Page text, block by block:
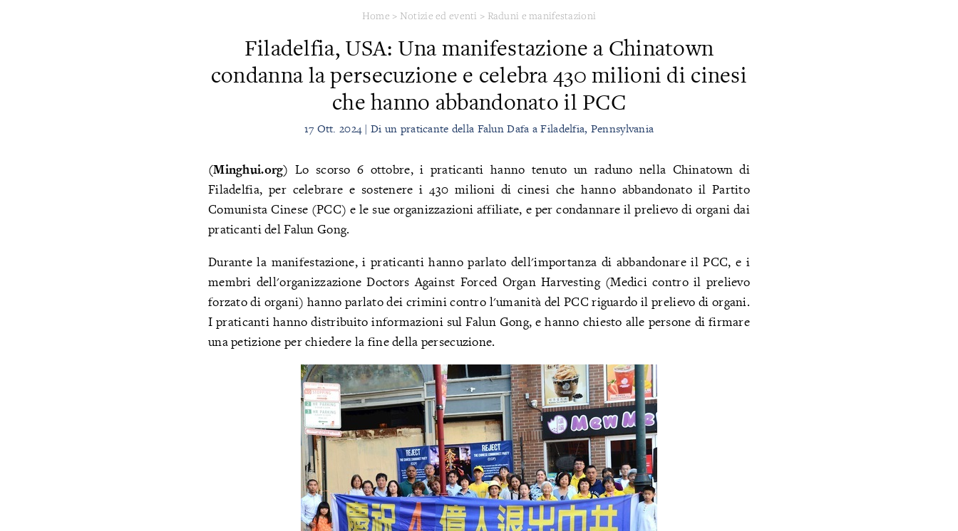
Home > Notizie ed eventi > Raduni e manifestazioni
Filadelfia, USA: Una manifestazione a Chinatown
condanna la persecuzione e celebra 430 milioni di cinesi
che hanno abbandonato il PCC
17 Ott. 2024 | Di un praticante della Falun Dafa a Filadelfia, Pennsylvania
(Minghui.org) Lo scorso 6 ottobre, i praticanti hanno tenuto un raduno nella Chinatown di
Filadelfia, per celebrare e sostenere i 430 milioni di cinesi che hanno abbandonato il Partito
Comunista Cinese (PCC) e le sue organizzazioni affiliate, e per condannare il prelievo di organi dai
praticanti del Falun Gong.
Durante la manifestazione, i praticanti hanno parlato dell'importanza di abbandonare il PCC, e i
membri dell'organizzazione Doctors Against Forced Organ Harvesting (Medici contro il prelievo
forzato di organi) hanno parlato dei crimini contro l'umanità del PCC riguardo il prelievo di organi.
I praticanti hanno distribuito informazioni sul Falun Gong, e hanno chiesto alle persone di firmare
una petizione per chiedere la fine della persecuzione.